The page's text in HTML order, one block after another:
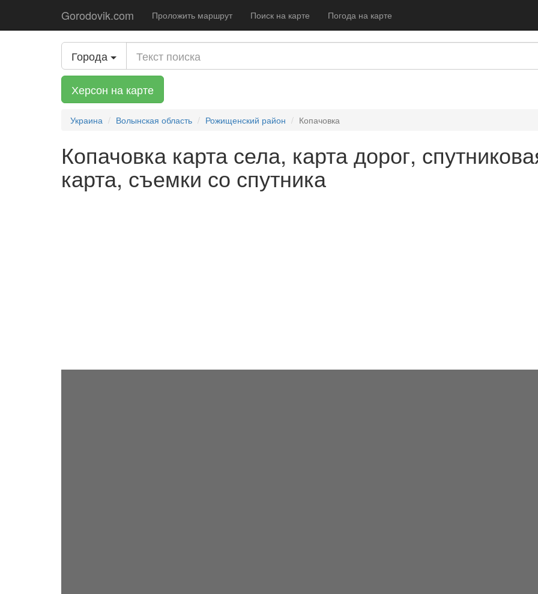
Gorodovik.com Проложить маршрут Поиск на карте Погода на карте
Города
Херсон на карте
Украина Волынская область Рожищенский район Копачовка
Копачовка карта села, карта дорог,
карта, съемки со спутника